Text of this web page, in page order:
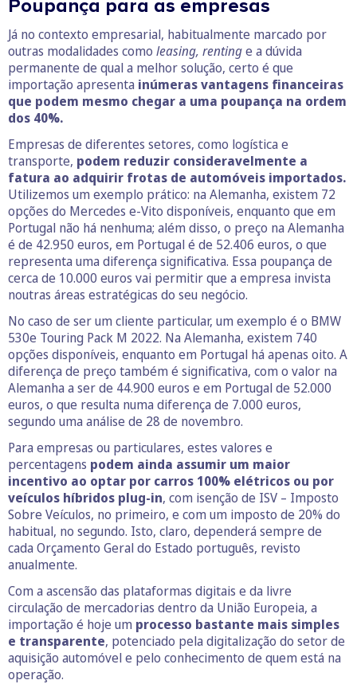
Poupança para as empresas
Já no contexto empresarial, habitualmente marcado por
outras modalidades como leasing, rentinge a dúvida
permanente de qual a melhor solução, certo é que
importação apresenta inúmeras vantagens financeiras
que podem mesmo chegar a uma poupança na ordem
dos 40%.
Empresas de diferentes setores, como logística e
transporte, podem reduzir consideravelmente a
fatura ao adquirir frotas de automóveis importados.
Utilizemos um exemplo prático: na Alemanha, existem 72
opções do Mercedes e-Vito disponíveis, enquanto que em
Portugal não há nenhuma; além disso, o preço na Alemanha
é de 42.950 euros, em Portugal é de 52.406 euros, o que
representa uma diferença significativa. Essa poupança de
cerca de 10.000 euros vai permitir que a empresa invista
noutras áreas estratégicas do seu negócio.
No caso de ser um cliente particular, um exemplo é o BMW
530e Touring Pack M 2022. Na Alemanha, existem 740
opções disponíveis, enquanto em Portugal há apenas oito. A
diferença de preço também é significativa, com o valor na
Alemanha a ser de 44.900 euros e em Portugal de 52.000
euros, o que resulta numa diferença de 7.000 euros,
segundo uma análise de 28 de novembro.
Para empresas ou particulares, estes valores e
percentagens podem ainda assumir um maior
incentivo ao optar por carros 100% elétricos ou por
veículos híbridos plug-in, com isenção de ISV – Imposto
Sobre Veículos, no primeiro, e com um imposto de 20% do
habitual, no segundo. Isto, claro, dependerá sempre de
cada Orçamento Geral do Estado português, revisto
anualmente.
Com a ascensão das plataformas digitais e da livre
circulação de mercadorias dentro da União Europeia, a
importação é hoje um processo bastante mais simples
e transparente, potenciado pela digitalização do setor de
aquisição automóvel e pelo conhecimento de quem está na
operação.